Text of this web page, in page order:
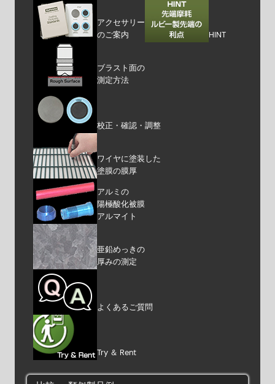
アクセサリー
のご案内
HINT
ブラスト面の
測定方法
校正・確認・調整
ワイヤに塗装した
塗膜の膜厚
アルミの
陽極酸化被膜
アルマイト
亜鉛めっきの
厚みの測定
よくあるご質問
Try ＆ Rent